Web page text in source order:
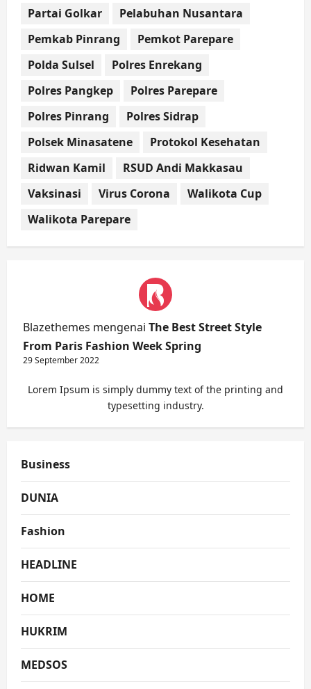
Partai Golkar
Pelabuhan Nusantara
Pemkab Pinrang
Pemkot Parepare
Polda Sulsel
Polres Enrekang
Polres Pangkep
Polres Parepare
Polres Pinrang
Polres Sidrap
Polsek Minasatene
Protokol Kesehatan
Ridwan Kamil
RSUD Andi Makkasau
Vaksinasi
Virus Corona
Walikota Cup
Walikota Parepare
Blazethemes mengenai The Best Street Style
From Paris Fashion Week Spring
29 September 2022
Lorem Ipsum is simply dummy text of the printing and
typesetting industry.
Business
DUNIA
Fashion
HEADLINE
HOME
HUKRIM
MEDSOS